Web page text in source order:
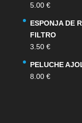
5.00 €
ESPONJA DE
FILTRO
3.50 €
PELUCHE
8.00 €